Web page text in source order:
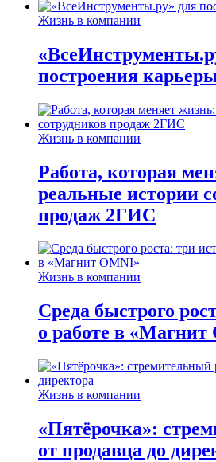
Жизнь в компании
построения
Жизнь в компании
Работа, которая
реальные истории
продаж 2ГИС
Жизнь в компании
Среда быстрого
о работе в «Магнит
Жизнь в компании
«Пятёрочка»:
от продавца до